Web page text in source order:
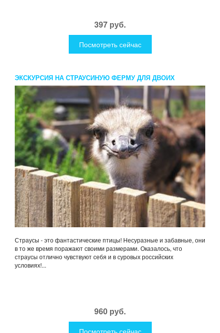
397 руб.
Посмотреть сейчас
ЭКСКУРСИЯ НА СТРАУСИНУЮ ФЕРМУ ДЛЯ ДВОИХ
Страусы - это фантастические птицы! Несуразные и забавные, они
в то же время поражают своими размерами. Оказалось, что
страусы отлично чувствуют себя и в суровых российских
условиях!...
960 руб.
Посмотреть сейчас